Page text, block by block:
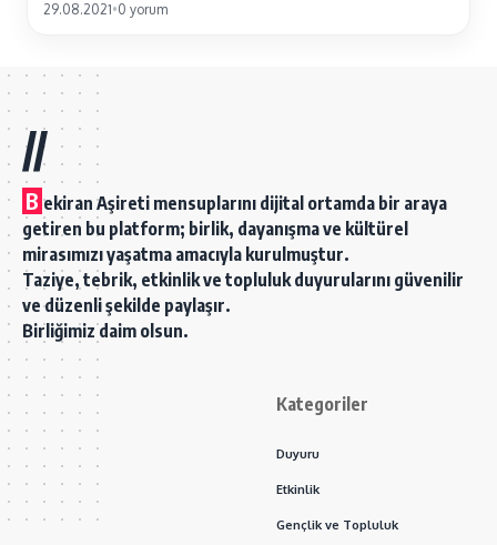
29.08.2021•0 yorum
//
B ekiran Aşireti mensuplarını dijital ortamda bir araya
getiren bu platform; birlik, dayanışma ve kültürel
mirasımızı yaşatma amacıyla kurulmuştur.
Taziye, tebrik, etkinlik ve topluluk duyurularını güvenilir
ve düzenli şekilde paylaşır.
Birliğimiz daim olsun.
Kategoriler
Duyuru
Etkinlik
Gençlik ve Topluluk